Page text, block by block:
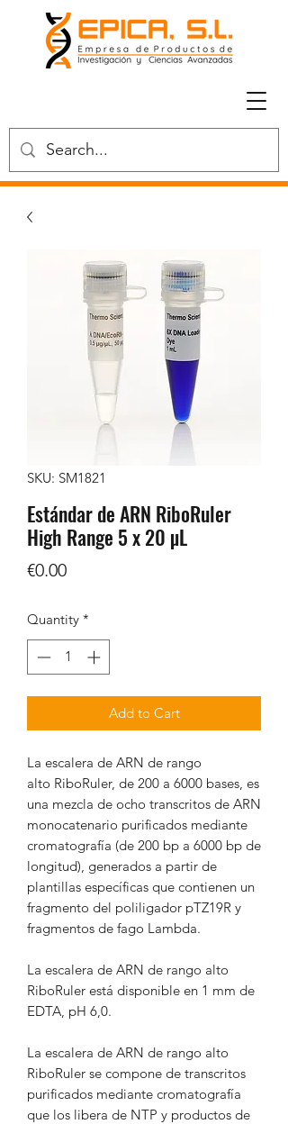
SKU: SM1821
Estándar de ARN RiboRuler
High Range 5 x 20 µL
€0.00Price
Quantity *
Add to Cart
La escalera de ARN de rango
alto RiboRuler, de 200 a 6000 bases, es
una mezcla de ocho transcritos de ARN
monocatenario purificados mediante
cromatografía (de 200 bp a 6000 bp de
longitud), generados a partir de
plantillas específicas que contienen un
fragmento del poliligador pTZ19R y
fragmentos de fago Lambda.
La escalera de ARN de rango alto
RiboRuler está disponible en 1 mm de
EDTA, pH 6,0.
La escalera de ARN de rango alto
RiboRuler se compone de transcritos
purificados mediante cromatografía
que los libera de NTP y productos de